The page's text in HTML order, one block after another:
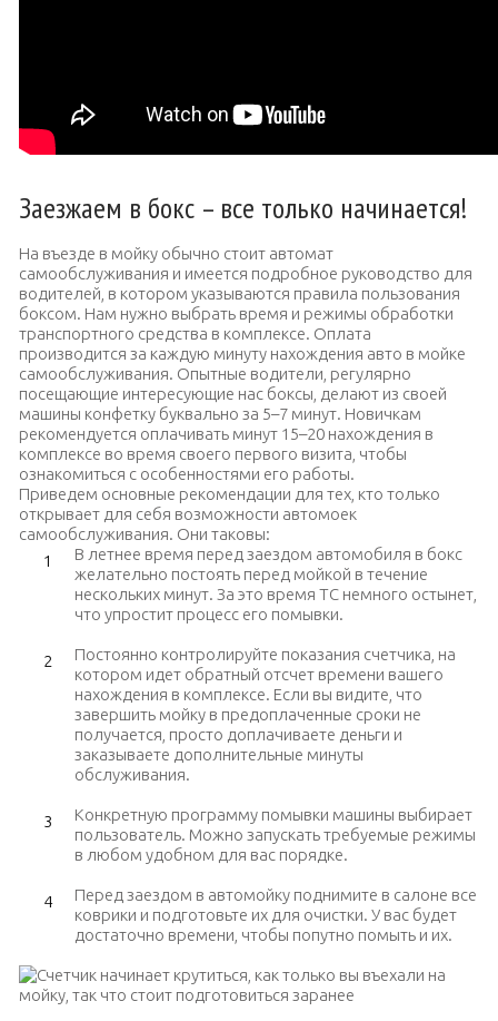
Заезжаем в бокс – все только начинается!
На въезде в мойку обычно стоит автомат
самообслуживания и имеется подробное руководство для
водителей, в котором указываются правила пользования
боксом. Нам нужно выбрать время и режимы обработки
транспортного средства в комплексе. Оплата
производится за каждую минуту нахождения авто в мойке
самообслуживания. Опытные водители, регулярно
посещающие интересующие нас боксы, делают из своей
машины конфетку буквально за 5–7 минут. Новичкам
рекомендуется оплачивать минут 15–20 нахождения в
комплексе во время своего первого визита, чтобы
ознакомиться с особенностями его работы.
Приведем основные рекомендации для тех, кто только
открывает для себя возможности автомоек
самообслуживания. Они таковы:
В летнее время перед заездом автомобиля в бокс
желательно постоять перед мойкой в течение
нескольких минут. За это время ТС немного остынет,
что упростит процесс его помывки.
Постоянно контролируйте показания счетчика, на
котором идет обратный отсчет времени вашего
нахождения в комплексе. Если вы видите, что
завершить мойку в предоплаченные сроки не
получается, просто доплачиваете деньги и
заказываете дополнительные минуты
обслуживания.
Конкретную программу помывки машины выбирает
пользователь. Можно запускать требуемые режимы
в любом удобном для вас порядке.
Перед заездом в автомойку поднимите в салоне все
коврики и подготовьте их для очистки. У вас будет
достаточно времени, чтобы попутно помыть и их.